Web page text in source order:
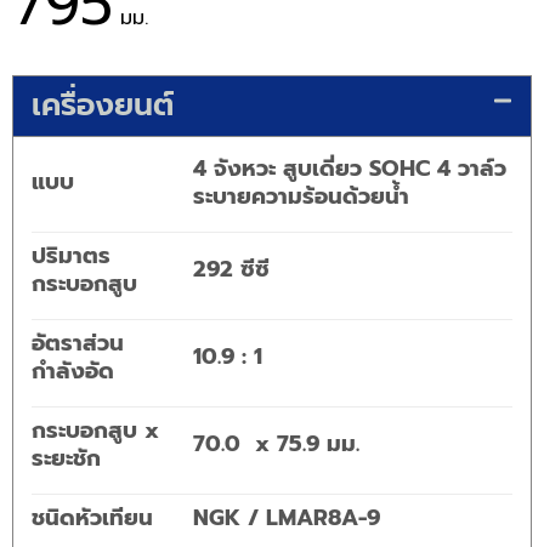
มม.
เครื่องยนต์
แบบ
4 จังหวะ สูบเดี่ยว SOHC 4 วาล์ว
ระบายความร้อนด้วยน้ำ
ปริมาตร
กระบอกสูบ
292 ซีซี
อัตราส่วน
กำลังอัด
10.9 : 1
กระบอกสูบ x
ระยะชัก
70.0 x 75.9 มม.
ชนิดหัวเทียน
NGK / LMAR8A-9